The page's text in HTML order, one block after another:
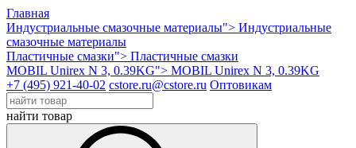
Главная
Индустриальные смазочные материалы"> Индустриальные
смазочные материалы
Пластичные смазки"> Пластичные смазки
MOBIL Unirex N 3, 0.39KG"> MOBIL Unirex N 3, 0.39KG
+7 (495) 921-40-02 cstore.ru@cstore.ru Оптовикам
найти товар